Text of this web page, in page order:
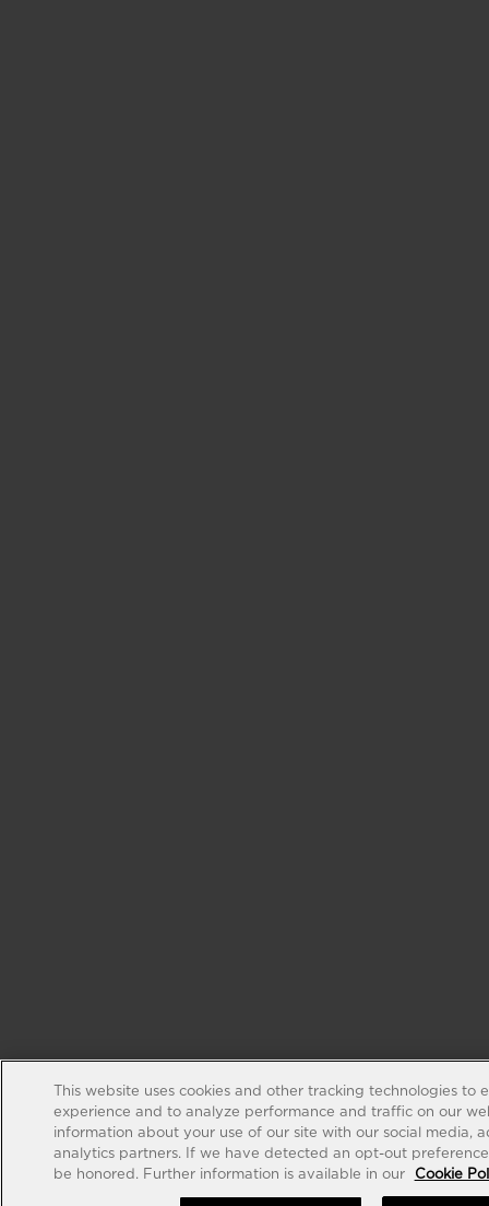
This website uses cookies and other tracking technologies to
experience and to analyze performance and traffic on our
information about your use of our site with our social media,
analytics partners. If we have detected an opt-out
be honored. Further information is available in our
Cookie